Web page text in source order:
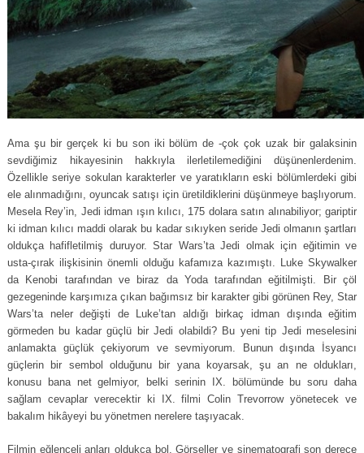
Ama şu bir gerçek ki bu son iki bölüm de -çok çok uzak bir galaksinin
sevdiğimiz hikayesinin hakkıyla ilerletilemediğini düşünenlerdenim.
Özellikle seriye sokulan karakterler ve yaratıkların eski bölümlerdeki gibi
ele alınmadığını, oyuncak satışı için üretildiklerini düşünmeye başlıyorum.
Mesela Rey’in, Jedi idman ışın kılıcı, 175 dolara satın alınabiliyor; gariptir
ki idman kılıcı maddi olarak bu kadar sıkıyken seride Jedi olmanın şartları
oldukça hafifletilmiş duruyor. Star Wars’ta Jedi olmak için eğitimin ve
usta-çırak ilişkisinin önemli olduğu kafamıza kazımıştı. Luke Skywalker
da Kenobi tarafından ve biraz da Yoda tarafından eğitilmişti. Bir çöl
gezegeninde karşımıza çıkan bağımsız bir karakter gibi görünen Rey, Star
Wars’ta neler değişti de Luke’tan aldığı birkaç idman dışında eğitim
görmeden bu kadar güçlü bir Jedi olabildi? Bu yeni tip Jedi meselesini
anlamakta güçlük çekiyorum ve sevmiyorum. Bunun dışında İsyancı
güçlerin bir sembol olduğunu bir yana koyarsak, şu an ne oldukları,
konusu bana net gelmiyor, belki serinin IX. bölümünde bu soru daha
sağlam cevaplar verecektir ki IX. filmi Colin Trevorrow yönetecek ve
bakalım hikâyeyi bu yönetmen nerelere taşıyacak.
Filmin eğlenceli anları oldukça bol. Görseller ve sinematografi son derece